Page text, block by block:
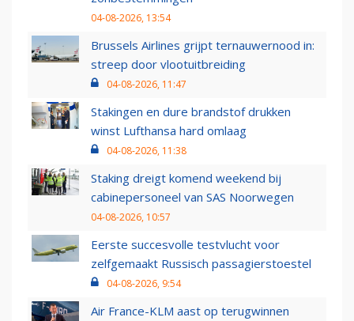
04-08-2026, 13:54
Brussels Airlines grijpt ternauwernood in:
streep door vlootuitbreiding
04-08-2026, 11:47
Stakingen en dure brandstof drukken
winst Lufthansa hard omlaag
04-08-2026, 11:38
Staking dreigt komend weekend bij
cabinepersoneel van SAS Noorwegen
04-08-2026, 10:57
Eerste succesvolle testvlucht voor
zelfgemaakt Russisch passagierstoestel
04-08-2026, 9:54
Air France-KLM aast op terugwinnen